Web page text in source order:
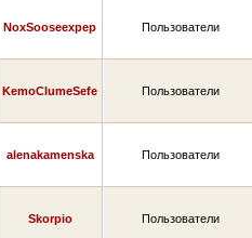
NoxSooseexpep Пользователи
KemoClumeSefe Пользователи
alenakamenska Пользователи
Skorpio Пользователи